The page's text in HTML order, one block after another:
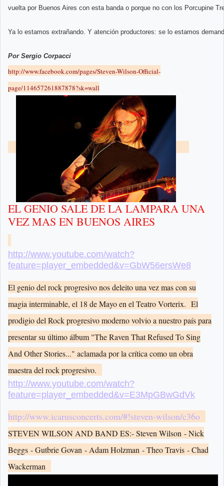
vuelta por Buenos Aires con esta banda o porque no con los Porcupine
Ya lo estamos extrañando. Y atención productores: se lo estamos
Por Sergio Corpacci
http://www.facebook.com/pages/Steven-Wilson-Official-
page/114657261887878?sk=wall
EL GENIO SALE DE LA LAMPARA UNA
VEZ MAS EN BUENOS AIRES
http://www.youtube.com/watch?
feature=player_embedded&v=GbW56ersWe8
El genio del rock progresivo nos deleito una vez mas con su
magia interminable, el 18 de Mayo en el Teatro Vorterix. El
prodigio del Rock progresivo moderno volvio a nuestro país para
presentar su último álbum "The Raven That Refused To Sing
And Other Stories..." aclamada por la crítica como un obra
maestra del rock progresivo.
http://www.youtube.com/watch?
feature=player_embedded&v=E3MpGBwGdVk
http://www.icarusconcerts.com/#!steven-wilson/c36o
STEVEN WILSON AND BAND ES:- Steven Wilson - Nick
Beggs - Gutbrie Govan - Adam Holzman - Theo Travis - Chad
Wackerman